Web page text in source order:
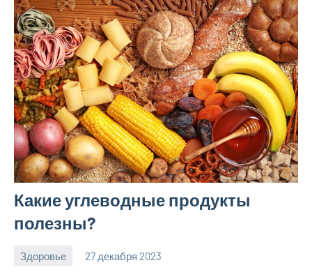
Какие углеводные продукты
полезны?
Здоровье 27 декабря 2023
hobby_v_ru
Нет